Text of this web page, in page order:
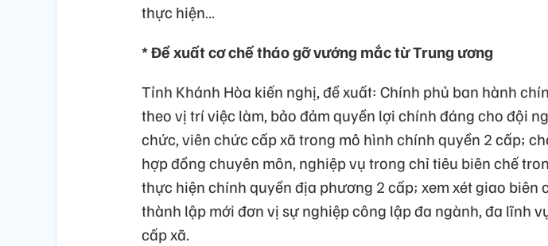
thực hiện…
* Đề xuất cơ chế tháo gỡ vướng mắc từ Trung ương
Tỉnh Khánh Hòa kiến nghị, đề xuất: Chính phủ ban hành
theo vị trí việc làm, bảo đảm quyền lợi chính đáng cho đội
chức, viên chức cấp xã trong mô hình chính quyền 2 cấp;
hợp đồng chuyên môn, nghiệp vụ trong chỉ tiêu biên chế
thực hiện chính quyền địa phương 2 cấp; xem xét giao biên
thành lập mới đơn vị sự nghiệp công lập đa ngành, đa lĩnh
cấp xã.